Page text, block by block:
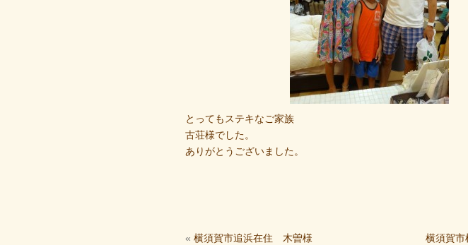
とってもステキなご家族
古荘様でした。
ありがとうございました。
« 横須賀市追浜在住 木曽様 横須賀